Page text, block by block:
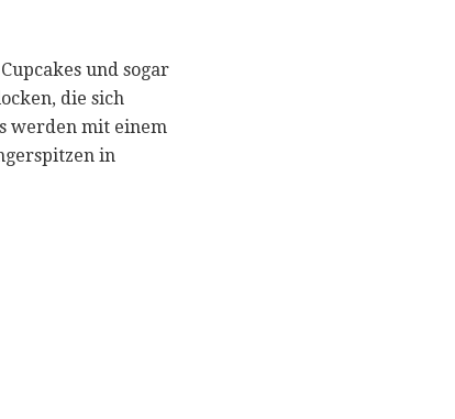
und sogar
die sich
werden mit einem
in